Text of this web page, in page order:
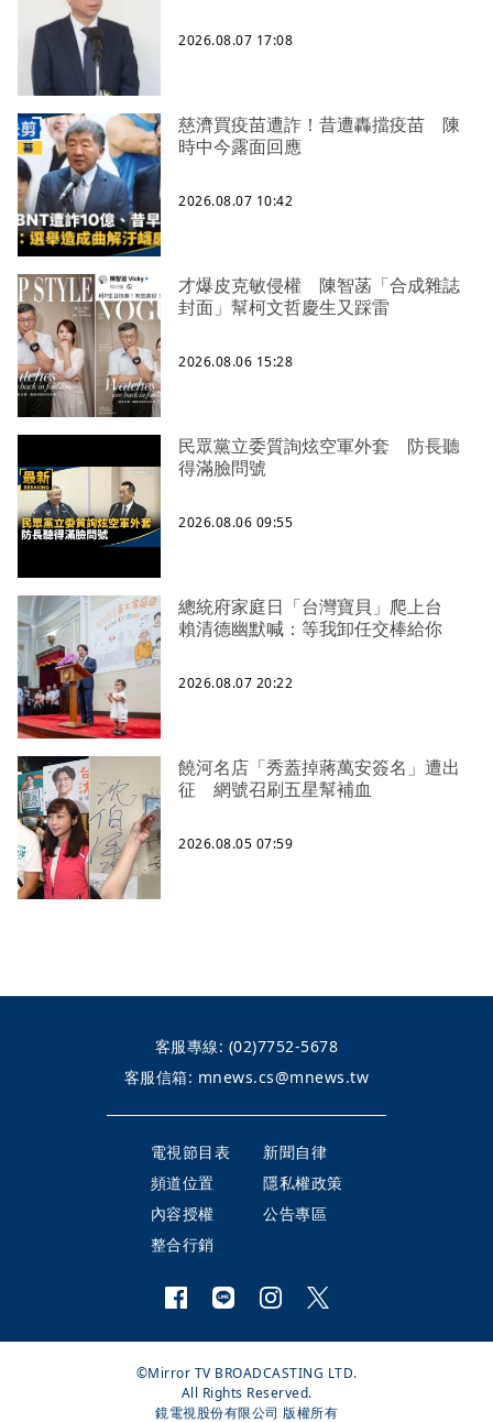
2026.08.07 17:08
慈濟買疫苗遭詐！昔遭轟擋疫苗 陳
時中今露面回應
2026.08.07 10:42
才爆皮克敏侵權 陳智菡「合成雜誌
封面」幫柯文哲慶生又踩雷
2026.08.06 15:28
民眾黨立委質詢炫空軍外套 防長聽
得滿臉問號
2026.08.06 09:55
總統府家庭日「台灣寶貝」爬上台
賴清德幽默喊：等我卸任交棒給你
2026.08.07 20:22
饒河名店「秀蓋掉蔣萬安簽名」遭出
征 網號召刷五星幫補血
2026.08.05 07:59
客服專線: (02)7752-5678
客服信箱: mnews.cs@mnews.tw
電視節目表
新聞自律
頻道位置
隱私權政策
內容授權
公告專區
整合行銷
©Mirror TV BROADCASTING LTD.
All Rights Reserved.
鏡電視股份有限公司 版權所有